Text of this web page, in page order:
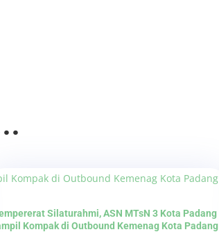
Silaturahmi, ASN MTsN 3 Kota Padang
Kompak di Outbound Kemenag Kota Padang